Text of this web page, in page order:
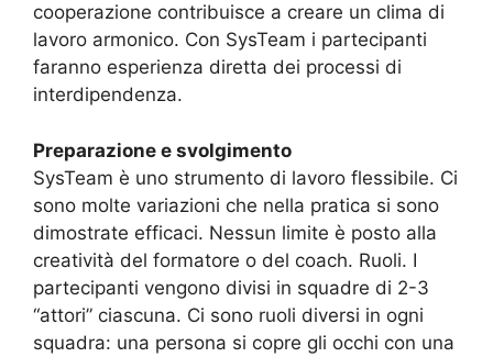
cooperazione contribuisce a creare un clima di
lavoro armonico. Con SysTeam i partecipanti
faranno esperienza diretta dei processi di
interdipendenza.
Preparazione e svolgimento
SysTeam è uno strumento di lavoro flessibile. Ci
sono molte variazioni che nella pratica si sono
dimostrate efficaci. Nessun limite è posto alla
creatività del formatore o del coach. Ruoli. I
partecipanti vengono divisi in squadre di 2-3
“attori” ciascuna. Ci sono ruoli diversi in ogni
squadra: una persona si copre gli occhi con una